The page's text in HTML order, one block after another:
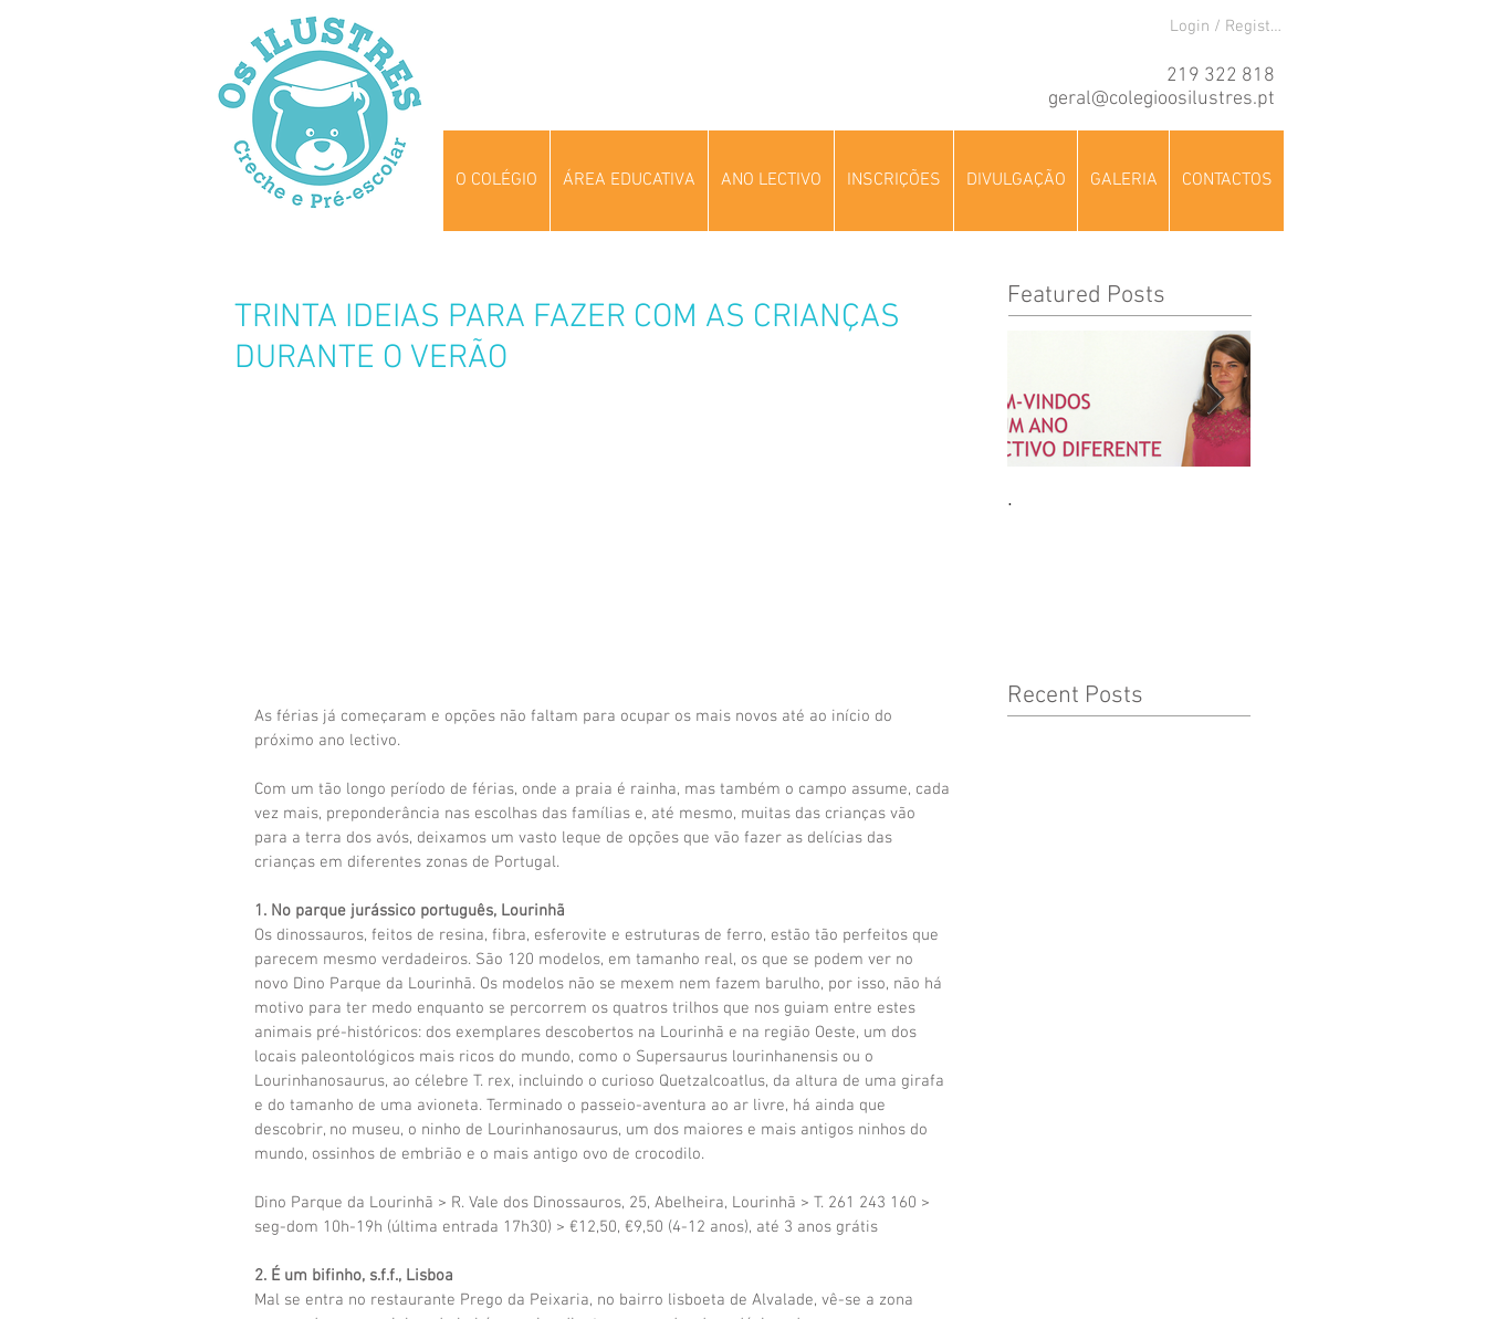
Login / Registre-se
219 322 818
geral@colegioosilustres.pt
O COLÉGIO ÁREA EDUCATIVA ANO LECTIVO INSCRIÇÕES DIVULGAÇÃO GALERIA CONTACTOS
TRINTA IDEIAS PARA FAZER COM AS CRIANÇAS
DURANTE O VERÃO
As férias já começaram e opções não faltam para ocupar os mais novos até ao início do
próximo ano lectivo.
Com um tão longo período de férias, onde a praia é rainha, mas também o campo assume, cada
vez mais, preponderância nas escolhas das famílias e, até mesmo, muitas das crianças vão
para a terra dos avós, deixamos um vasto leque de opções que vão fazer as delícias das
crianças em diferentes zonas de Portugal.
1. No parque jurássico português, Lourinhã
Os dinossauros, feitos de resina, fibra, esferovite e estruturas de ferro, estão tão perfeitos que
parecem mesmo verdadeiros. São 120 modelos, em tamanho real, os que se podem ver no
novo Dino Parque da Lourinhã. Os modelos não se mexem nem fazem barulho, por isso, não há
motivo para ter medo enquanto se percorrem os quatros trilhos que nos guiam entre estes
animais pré-históricos: dos exemplares descobertos na Lourinhã e na região Oeste, um dos
locais paleontológicos mais ricos do mundo, como o Supersaurus lourinhanensis ou o
Lourinhanosaurus, ao célebre T. rex, incluindo o curioso Quetzalcoatlus, da altura de uma girafa
e do tamanho de uma avioneta. Terminado o passeio-aventura ao ar livre, há ainda que
descobrir, no museu, o ninho de Lourinhanosaurus, um dos maiores e mais antigos ninhos do
mundo, ossinhos de embrião e o mais antigo ovo de crocodilo.
Dino Parque da Lourinhã > R. Vale dos Dinossauros, 25, Abelheira, Lourinhã > T. 261 243 160 >
seg-dom 10h-19h (última entrada 17h30) > €12,50, €9,50 (4-12 anos), até 3 anos grátis
2. É um bifinho, s.f.f., Lisboa
Mal se entra no restaurante Prego da Peixaria, no bairro lisboeta de Alvalade, vê-se a zona
Featured Posts
.
Recent Posts